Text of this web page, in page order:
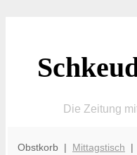
Die Zeitung
Obstkorb | Mittagstisch |